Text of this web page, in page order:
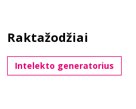
Raktažodžiai
Intelekto generatorius